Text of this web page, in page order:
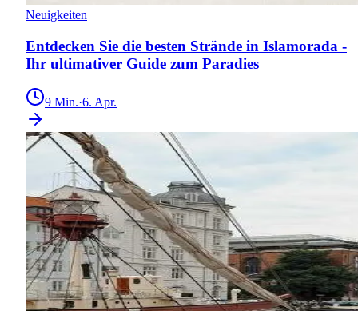
Neuigkeiten
Entdecken Sie die besten Strände in Islamorada -
Ihr ultimativer Guide zum Paradies
9 Min.·6. Apr.